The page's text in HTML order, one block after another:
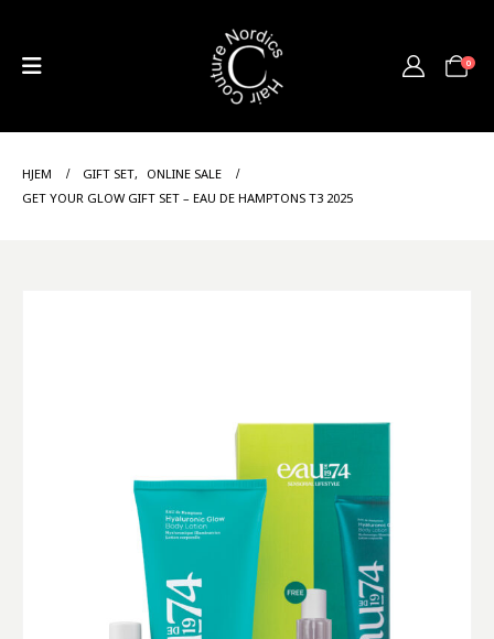
0
HJEM GIFT SET,
ONLINE SALE
GET YOUR GLOW GIFT SET – EAU DE HAMPTONS T3 2025